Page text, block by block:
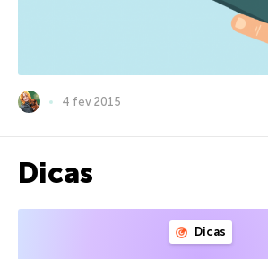
4 fev 2015
Dicas
Dicas